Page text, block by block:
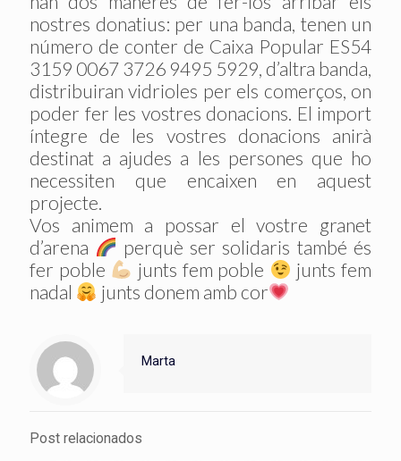
nostres donatius: per una banda, tenen un
número de conter de Caixa Popular ES54
3159 0067 3726 9495 5929, d’altra banda,
distribuiran vidrioles per els comerços, on
poder fer les vostres donacions. El import
íntegre de les vostres donacions anirà
destinat a ajudes a les persones que ho
necessiten que encaixen en aquest
projecte.
Vos animem a possar el vostre granet
d’arena
perquè ser solidaris també és
fer poble
junts fem poble
junts fem
nadal
junts donem amb cor
Marta
Post relacionados